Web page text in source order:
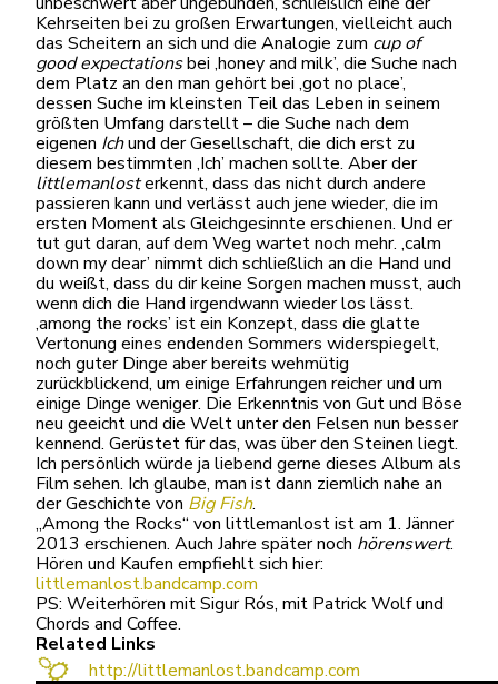
Kehrseiten bei zu großen Erwartungen, vielleicht auch
das Scheitern an sich und die Analogie zum cup of
good expectationsbei ‚honey and milk’, die Suche nach
dem Platz an den man gehört bei ‚got no place’,
dessen Suche im kleinsten Teil das Leben in seinem
größten Umfang darstellt – die Suche nach dem
eigenen Ichund der Gesellschaft, die dich erst zu
diesem bestimmten ‚Ich’ machen sollte. Aber der
littlemanlosterkennt, dass das nicht durch andere
passieren kann und verlässt auch jene wieder, die im
ersten Moment als Gleichgesinnte erschienen. Und er
tut gut daran, auf dem Weg wartet noch mehr. ‚calm
down my dear’ nimmt dich schließlich an die Hand und
du weißt, dass du dir keine Sorgen machen musst, auch
wenn dich die Hand irgendwann wieder los lässt.
‚among the rocks’ ist ein Konzept, dass die glatte
Vertonung eines endenden Sommers widerspiegelt,
noch guter Dinge aber bereits wehmütig
zurückblickend, um einige Erfahrungen reicher und um
einige Dinge weniger. Die Erkenntnis von Gut und Böse
neu geeicht und die Welt unter den Felsen nun besser
kennend. Gerüstet für das, was über den Steinen liegt.
Ich persönlich würde ja liebend gerne dieses Album als
Film sehen. Ich glaube, man ist dann ziemlich nahe an
der Geschichte von Big Fish.
„Among the Rocks“ von littlemanlost ist am 1. Jänner
2013 erschienen. Auch Jahre später noch hörenswert.
Hören und Kaufen empfiehlt sich hier:
littlemanlost.bandcamp.com
PS: Weiterhören mit Sigur Rós, mit Patrick Wolf und
Chords and Coffee.
Related Links
http://littlemanlost.bandcamp.com